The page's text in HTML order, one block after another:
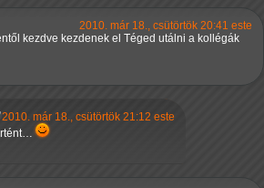
2010. már 18., csütörtök 20:41 este
kezdve kezdenek el Téged utálni a kollégák
2010. már 18., csütörtök 21:12 este